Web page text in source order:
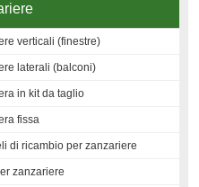
verticali (finestre)
laterali (balconi)
in kit da taglio
fissa
di ricambio per zanzariere
zanzariere